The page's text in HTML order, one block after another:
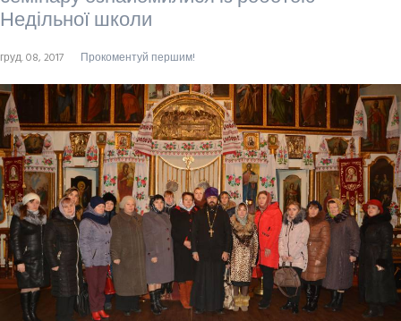
Недільної школи
груд. 08, 2017 Прокоментуй першим!